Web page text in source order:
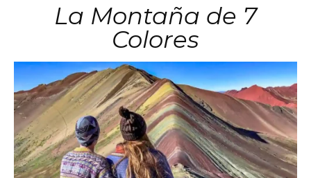
La Montaña de 7
Colores